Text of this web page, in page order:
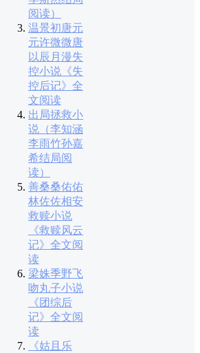
阅读）
温景初唐元
元许微微唐
以辰月漫失
控小说《失
控后记》全
文阅读
出局拯救小
说（李知涵
李雨竹孙嘉
希结局阅
读）
善桑桑佑佑
林佐佐相安
救赎小说
《救赎风云
记》全文阅
读
梁姝季野飞
吻丸子小说
《团综后
记》全文阅
读
《姑且乐